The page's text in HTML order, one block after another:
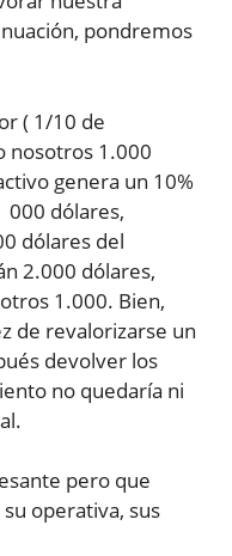
pondremos
( 1/10 de
nosotros 1.000
genera un 10%
000 dólares,
dólares del
2.000 dólares,
1.000. Bien,
de revalorizarse un
devolver los
no quedaría ni
pero que
operativa, sus